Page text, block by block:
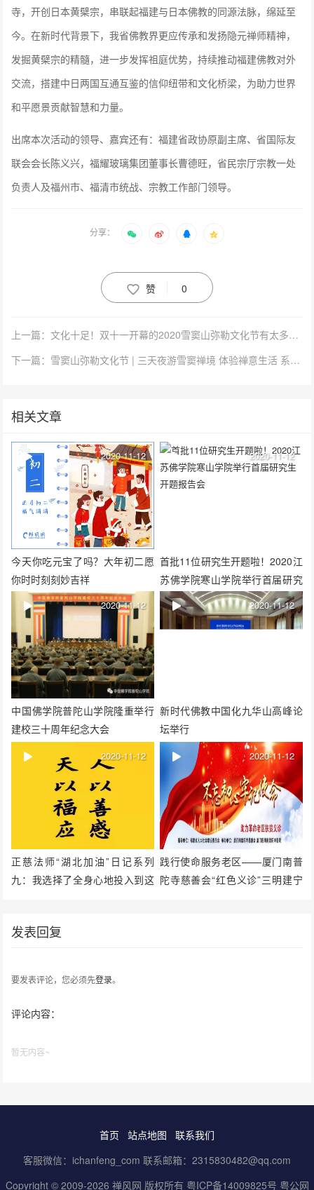
寺，开创日本黄檗宗，串联起福建与日本佛教的同源法脉，绵延至
今。在新时代背景下，我省佛教界更应传承和发扬隐元禅师精神，
发掘黄檗宗的精髓，进一步发挥祖庭优势，持续推动福建佛教对外
交流，搭建中日两国互通互鉴的信仰纽带和文化桥梁，为助力世界
和平愿景贡献智慧和力量。
出席本次活动的领导、嘉宾还有：福建省政协原副主席、省国际友
联会会长陈义兴，福耀玻璃集团董事长曹德旺，省民宗厅宗教一处
负责人及福州市、福清市统战、宗教工作部门领导。
分享：
赞 0
上一篇：文化十足！双十一开幕的2020雪窦山弥勒文化节有太多看点
下一篇：雪窦山弥勒文化节 | 三天夜游雪窦禅境 体验禅意生活 系首次向公众免费开放
相关文章
今天你吃元宝了吗？大年初二愿
你时时刻刻妙吉祥
2020-11-12
首批11位研究生开题啦！2020江
苏佛学院寒山学院举行首届研究
生开题报告会
2020-11-12
中国佛学院普陀山学院隆重举行
建校三十周年纪念大会
2020-11-12
新时代佛教中国化九华山高峰论
坛举行
2020-11-12
正慈法师“湖北加油”日记系列
九：我选择了全身心地投入到这
2020-11-12
践行使命服务老区——厦门南普
陀寺慈善会“红色义诊”三明建宁
2020-11-12
发表回复
要发表评论，您必须先登录。
评论内容：
暂无内容~
首页 站点地图
联系我们
客服微信：ichanfeng_com 联系邮箱：2315830482@qq.com
Copyright © 2009-2026 禅风网 版权所有 粤ICP备14009825号 粤公网